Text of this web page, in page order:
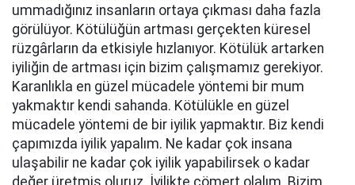
ummadığınız insanların ortaya çıkması daha fazla
görülüyor. Kötülüğün artması gerçekten küresel
rüzgârların da etkisiyle hızlanıyor. Kötülük artarken
iyiliğin de artması için bizim çalışmamız gerekiyor.
Karanlıkla en güzel mücadele yöntemi bir mum
yakmaktır kendi sahanda. Kötülükle en güzel
mücadele yöntemi de bir iyilik yapmaktır. Biz kendi
çapımızda iyilik yapalım. Ne kadar çok insana
ulaşabilir ne kadar çok iyilik yapabilirsek o kadar
değer üretmiş oluruz. İyilikte cömert olalım. Bizim